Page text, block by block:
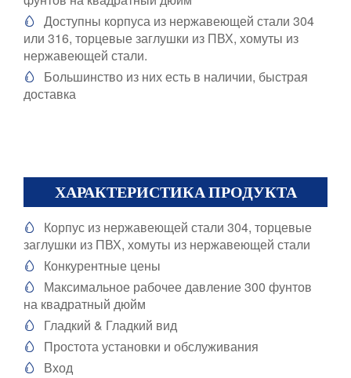

Доступны корпуса из нержавеющей стали 304
или 316, торцевые заглушки из ПВХ, хомуты из
нержавеющей стали.

Большинство из них есть в наличии, быстрая
доставка
ХАРАКТЕРИСТИКА ПРОДУКТА

Корпус из нержавеющей стали 304, торцевые
заглушки из ПВХ, хомуты из нержавеющей стали
 Конкурентные цены

Максимальное рабочее давление 300 фунтов
на квадратный дюйм
 Гладкий & Гладкий вид
 Простота установки и обслуживания
 Вход